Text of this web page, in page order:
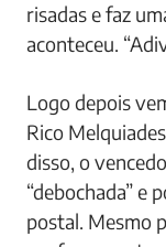
risadas e faz
aconteceu.
Logo depois
Rico
disso, o
“debochada” e
postal. Mesmo